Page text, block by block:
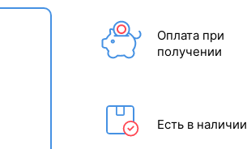
Оплата при
получении
Есть в наличии